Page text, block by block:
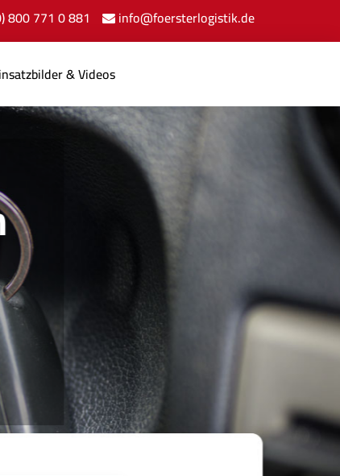
800 771 0 881 info@foersterlogistik.de
& Videos